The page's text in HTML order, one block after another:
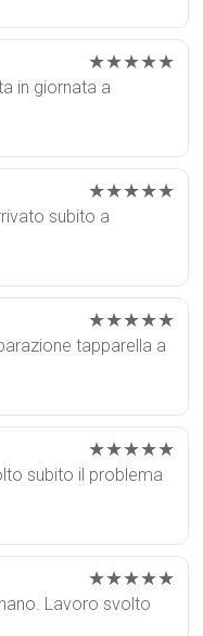
★★★★★
in giornata a
★★★★★
subito a
★★★★★
tapparella a
★★★★★
subito il problema
★★★★★
Lavoro svolto